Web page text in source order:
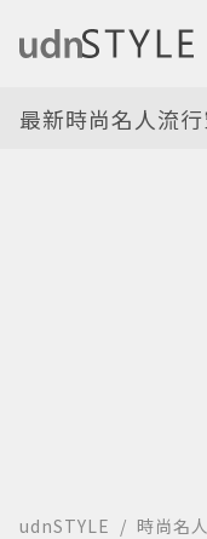
最新時尚名人流
udnSTYLE 時尚名人